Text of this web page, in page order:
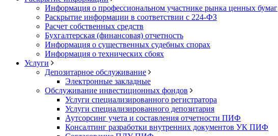
Информация о профессиональном участнике рынка ценных бумаг
Раскрытие информации в соответствии с 224-ФЗ
Расчет собственных средств
Бухгалтерская (финансовая) отчетность
Информация о существенных судебных спорах
Информация о технических сбоях
Услуги
Депозитарное обслуживание
Электронные закладные
Обслуживание инвестиционных фондов
Услуги специализированного регистратора
Услуги специализированного депозитария
Аутсорсинг учета и составления отчетности ПИФ
Консалтинг разработки внутренних документов УК ПИФ